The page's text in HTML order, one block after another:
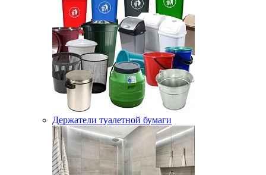
Держатели туалетной бумаги